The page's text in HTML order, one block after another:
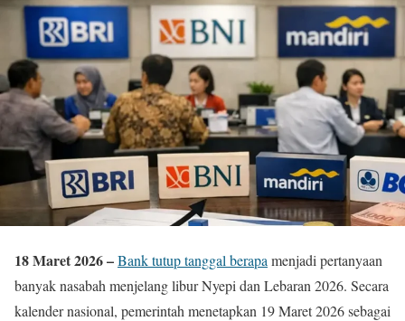
18 Maret 2026 –Bank tutup tanggal berapa menjadi pertanyaan
banyak nasabah menjelang libur Nyepi dan Lebaran 2026. Secara
kalender nasional, pemerintah menetapkan 19 Maret 2026 sebagai